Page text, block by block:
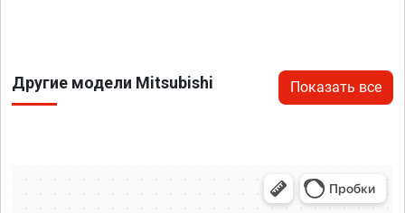
Другие модели Mitsubishi Показать все